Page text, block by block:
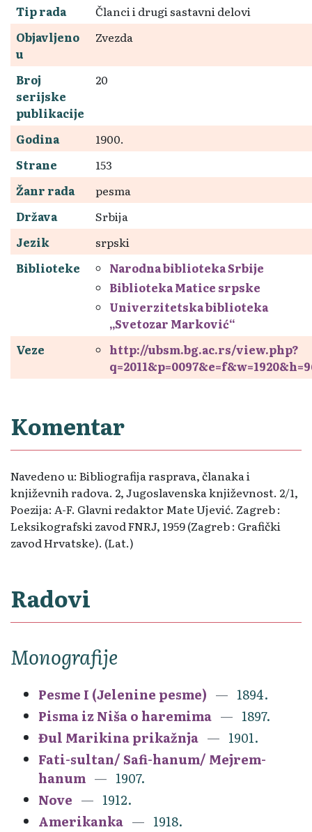
Tip rada
Članci i drugi sastavni delovi
Objavljeno
u
Zvezda
Broj
serijske
publikacije
20
Godina
1900.
Strane
153
Žanr rada
pesma
Država
Srbija
Jezik
srpski
Biblioteke
Narodna biblioteka Srbije
Biblioteka Matice srpske
Univerzitetska biblioteka
„Svetozar Marković“
Veze
http://ubsm.bg.ac.rs/view.php?
Komentar
Navedeno u: Bibliografija rasprava, članaka i
književnih radova. 2, Jugoslavenska književnost. 2/1,
Poezija: A-F. Glavni redaktor Mate Ujević. Zagreb :
Leksikografski zavod FNRJ, 1959 (Zagreb : Grafički
zavod Hrvatske). (Lat.)
Radovi
Monografije
Pesme I (Jelenine pesme)
1894.
Pisma iz Niša o haremima
1897.
Đul Marikina prikažnja
1901.
Fati-sultan/ Safi-hanum/ Mejrem-
hanum
1907.
Nove
1912.
Amerikanka
1918.